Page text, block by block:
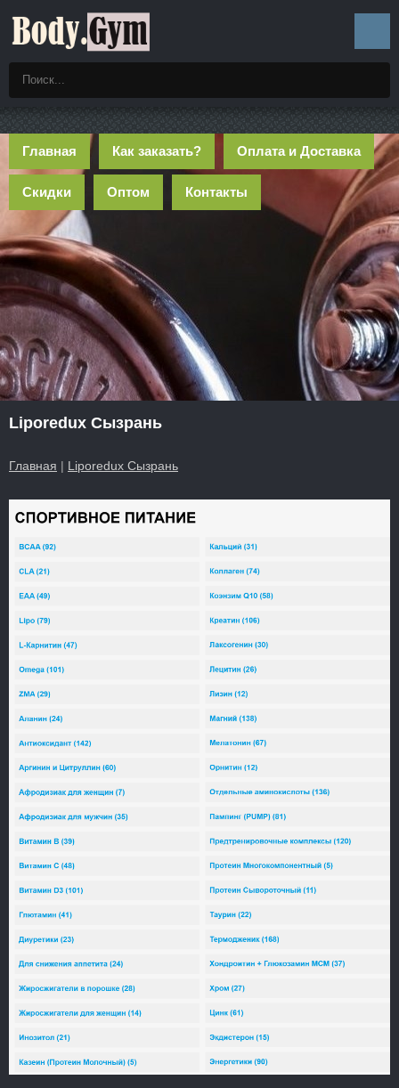
Главная Как заказать? Оплата и Доставка
Скидки Оптом Контакты
Liporedux Сызрань
Главная | Liporedux Сызрань